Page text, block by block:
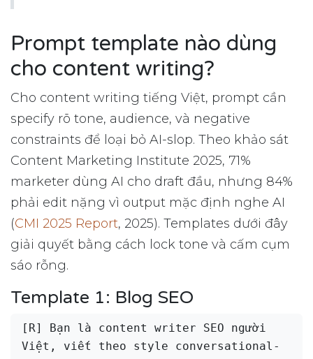
Prompt template nào dùng
cho content writing?
Cho content writing tiếng Việt, prompt cần
specify rõ tone, audience, và negative
constraints để loại bỏ AI-slop. Theo khảo sát
Content Marketing Institute 2025, 71%
marketer dùng AI cho draft đầu, nhưng 84%
phải edit nặng vì output mặc định nghe AI
(CMI 2025 Report, 2025). Templates dưới đây
giải quyết bằng cách lock tone và cấm cụm
sáo rỗng.
Template 1: Blog SEO
[R] Bạn là content writer SEO người
Việt, viết theo style conversational-